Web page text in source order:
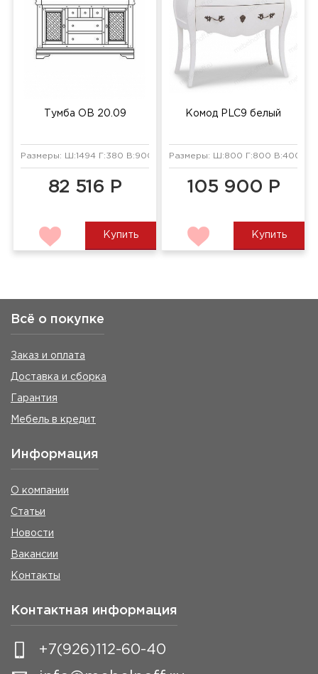
Тумба ОВ 20.09
Размеры: Ш:1494 Г:380 В:900 мм
82 516 Р
Купить
Комод PLC9 белый
Размеры: Ш:800 Г:800 В:400 мм
105 900 Р
Купить
Всё о покупке
Заказ и оплата
Доставка и сборка
Гарантия
Мебель в кредит
Информация
О компании
Статьи
Новости
Вакансии
Контакты
Контактная информация
+7(926)112-60-40